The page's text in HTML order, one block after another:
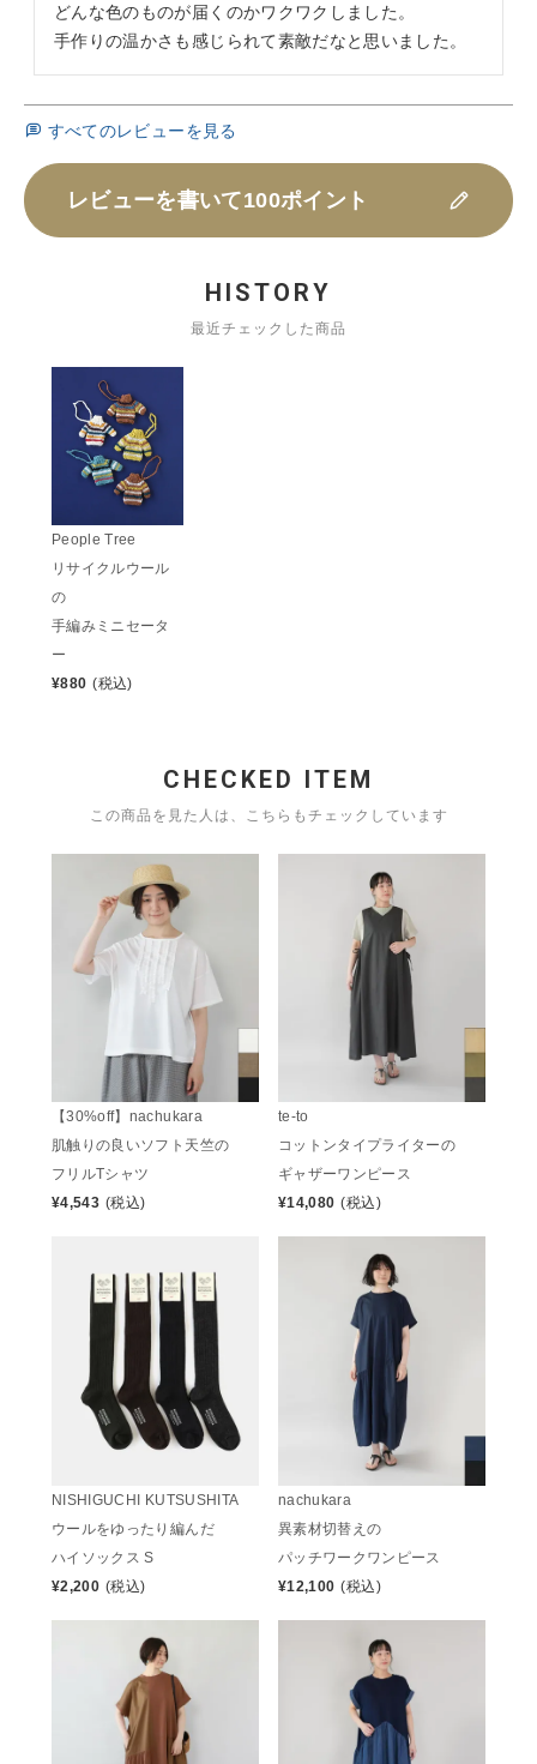
どんな色のものが届くのかワクワクしました。
手作りの温かさも感じられて素敵だなと思いました。
すべてのレビューを見る
レビューを書いて100ポイント
HISTORY
最近チェックした商品
People Tree
リサイクルウール
の
手編みミニセータ
ー
¥880 (税込)
CHECKED ITEM
この商品を見た人は、こちらもチェックしています
【30%off】nachukara
肌触りの良いソフト天竺の
フリルTシャツ
¥4,543 (税込)
te-to
コットンタイプライターの
ギャザーワンピース
¥14,080 (税込)
NISHIGUCHI KUTSUSHITA
ウールをゆったり編んだ
ハイソックス S
¥2,200 (税込)
nachukara
異素材切替えの
パッチワークワンピース
¥12,100 (税込)